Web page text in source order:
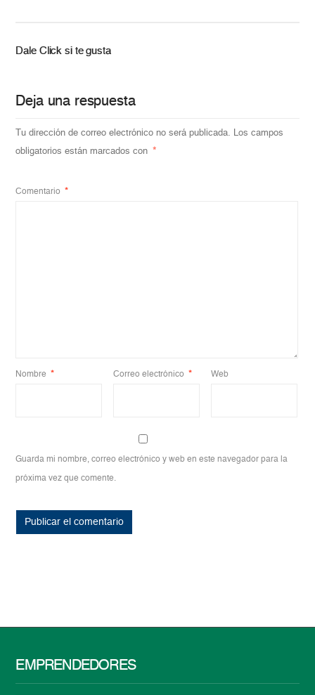
Dale Click si te gusta
Deja una respuesta
Tu dirección de correo electrónico no será publicada. Los campos
obligatorios están marcados con *
Comentario *
Nombre * Correo electrónico * Web
Guarda mi nombre, correo electrónico y web en este navegador para la
próxima vez que comente.
EMPRENDEDORES